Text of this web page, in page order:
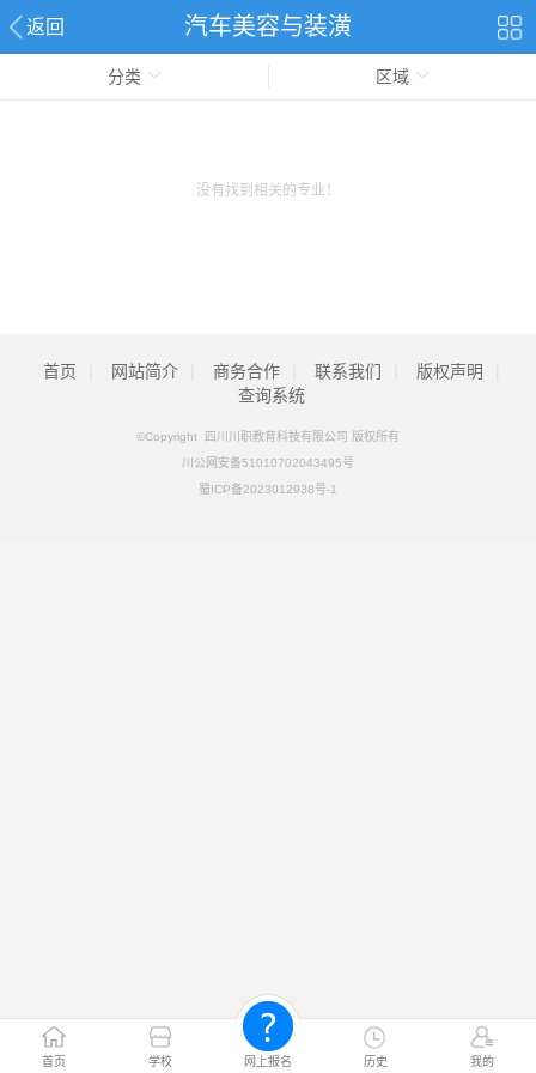
返回 汽车美容与装潢
首页 学校 网上报名 历史 我的
分类 区域
没有找到相关的专业！
首页 网站简介 商务合作 联系我们 版权声明
查询系统
©Copyright 四川川职教育科技有限公司 版权所有
川公网安备51010702043495号
蜀ICP备2023012938号-1